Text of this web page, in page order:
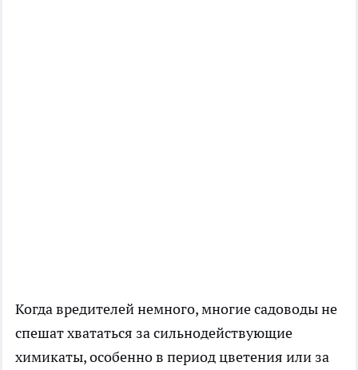
Когда вредителей немного, многие садоводы не
спешатхвататься за сильнодействующие
химикаты, особенно в период цветения или за